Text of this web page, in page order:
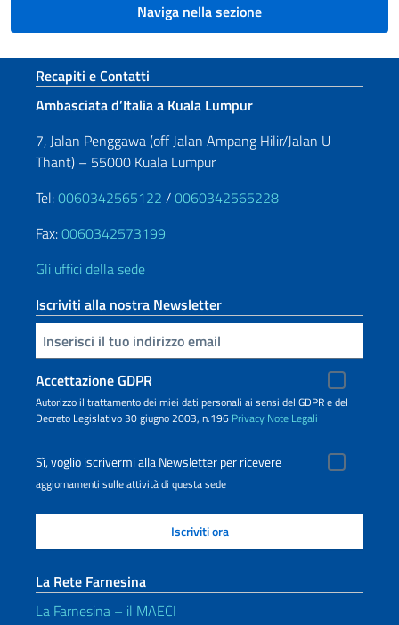
Naviga nella sezione
Sezione footer
Recapiti e Contatti
Ambasciata d’Italia a Kuala Lumpur
7, Jalan Penggawa (off Jalan Ampang Hilir/Jalan U
Thant) – 55000 Kuala Lumpur
Tel:0060342565122 /0060342565228
Fax:0060342573199
Gli uffici della sede
Iscriviti alla nostra Newsletter
Inserisci la tua email
Accettazione GDPR
Autorizzo il trattamento dei miei dati personali ai sensi del GDPR e del
Decreto Legislativo 30 giugno 2003, n.196 Privacy Note Legali
Sì, voglio iscrivermi alla Newsletter per ricevere
aggiornamenti sulle attività di questa sede
La Rete Farnesina
La Farnesina – il MAECI